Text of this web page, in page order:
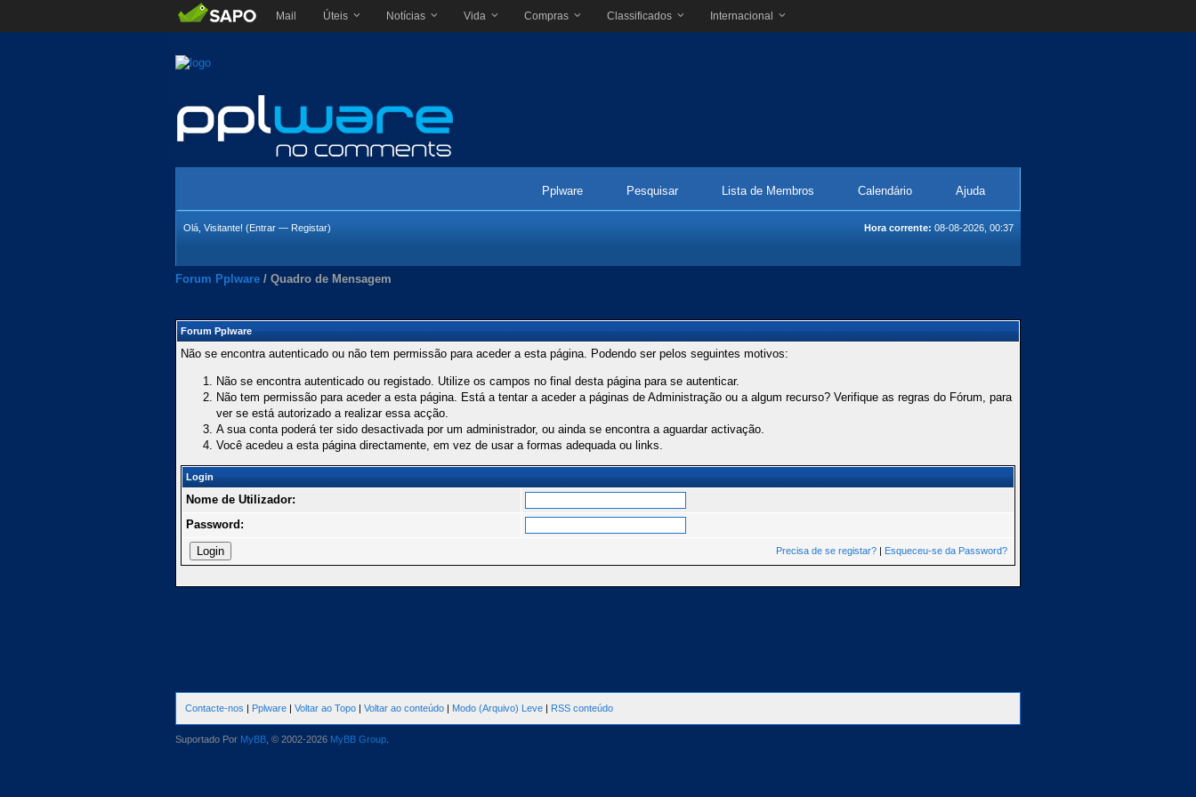
Mail Úteis Notícias Vida Compras Classificados Internacional
Pplware Pesquisar Lista de Membros Calendário Ajuda
Hora corrente: 08-08-2026, 00:37
Olá, Visitante! (Entrar — Registar)
Forum Pplware / Quadro de Mensagem
Forum Pplware
Não se encontra autenticado ou não tem permissão para aceder a esta página. Podendo ser pelos seguintes motivos:
Não se encontra autenticado ou registado. Utilize os campos no final desta página para se autenticar.
Não tem permissão para aceder a esta página. Está a tentar a aceder a páginas de Administração ou a algum recurso? Verifique as regras do Fórum, para
ver se está autorizado a realizar essa acção.
A sua conta poderá ter sido desactivada por um administrador, ou ainda se encontra a aguardar activação.
Você acedeu a esta página directamente, em vez de usar a formas adequada ou links.
Login
Nome de Utilizador:
Password:
Precisa de se registar? | Esqueceu-se da Password?
Contacte-nos | Pplware | Voltar ao Topo | Voltar ao conteúdo | Modo (Arquivo) Leve | RSS conteúdo
Suportado Por MyBB , © 2002-2026 MyBB Group